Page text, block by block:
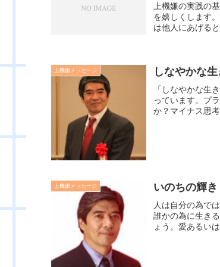
上機嫌の実践の
を嬉しくします
は他人にあげる
上機嫌メッセージ しなやかな
「しなやかな生
っています。プ
か？マイナス思
上機嫌メッセージ いのちの輝き
人は自分の為で
誰かの為に生き
ょう。愛あるい